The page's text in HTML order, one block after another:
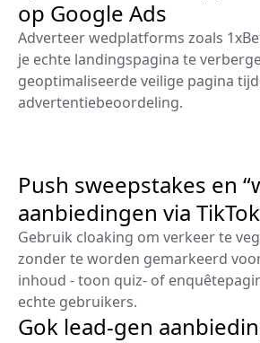
op Google Ads
Adverteer wedplatforms zoals
je echte landingspagina te
geoptimaliseerde veilige pagina
advertentiebeoordeling.
Push sweepstakes en
aanbiedingen via TikTok
Gebruik cloaking om verkeer te
zonder te worden gemarkeerd
inhoud - toon quiz- of
echte gebruikers.
Gok lead-gen